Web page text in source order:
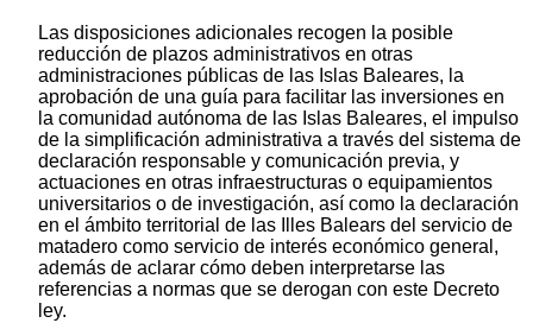
Las disposiciones adicionales recogen la posible
reducción de plazos administrativos en otras
administraciones públicas de las Islas Baleares, la
aprobación de una guía para facilitar las inversiones en
la comunidad autónoma de las Islas Baleares, el impulso
de la simplificación administrativa a través del sistema de
declaración responsable y comunicación previa, y
actuaciones en otras infraestructuras o equipamientos
universitarios o de investigación, así como la declaración
en el ámbito territorial de las Illes Balears del servicio de
matadero como servicio de interés económico general,
además de aclarar cómo deben interpretarse las
referencias a normas que se derogan con este Decreto
ley.